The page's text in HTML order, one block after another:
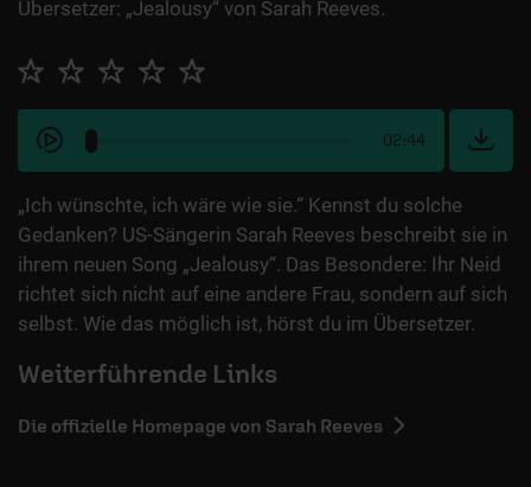
Übersetzer: „Jealousy“ von Sarah Reeves.
02:44
„Ich wünschte, ich wäre wie sie.“ Kennst du solche
Gedanken? US-Sängerin Sarah Reeves beschreibt sie in
ihrem neuen Song „Jealousy“. Das Besondere: Ihr Neid
richtet sich nicht auf eine andere Frau, sondern auf sich
selbst. Wie das möglich ist, hörst du im Übersetzer.
Weiterführende Links
Die offizielle Homepage von Sarah Reeves